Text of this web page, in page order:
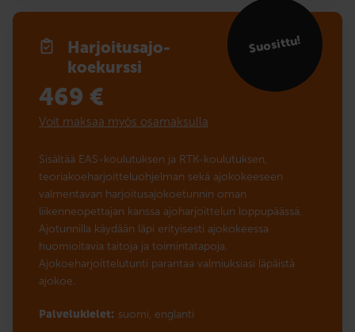
Harjoitusajo­
koekurssi
Suosittu!
469 €
Voit maksaa myös osamaksulla
Sisältää EAS-koulutuksen ja RTK-koulutuksen,
teoriakoeharjoitteluohjelman sekä ajokokeeseen
valmentavan harjoitusajokoetunnin oman
liikenneopettajan kanssa ajoharjoittelun loppupäässä.
Ajotunnilla käydään läpi erityisesti ajokokeessa
huomioitavia taitoja ja toimintatapoja.
Ajokoeharjoittelutunti parantaa valmiuksiasi läpäistä
ajokoe.
Palvelukielet: suomi, englanti